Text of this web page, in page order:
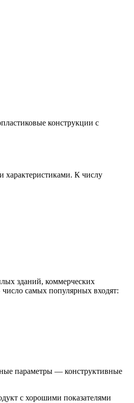
конструкции с
характеристиками. К числу
зданий, коммерческих
самых популярных входят:
параметры — конструктивные
с хорошими показателями